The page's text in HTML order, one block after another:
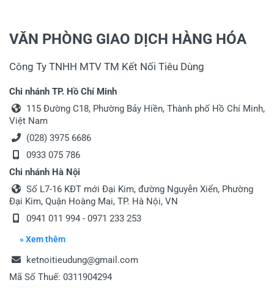
VĂN PHÒNG GIAO DỊCH HÀNG HÓA
Công Ty TNHH MTV TM Kết Nối Tiêu Dùng
Chi nhánh TP. Hồ Chí Minh
115 Đường C18, Phường Bảy Hiền, Thành phố Hồ Chí Minh,
Việt Nam
(028) 3975 6686
0933 075 786
Chi nhánh Hà Nội
Số L7-16 KĐT mới Đại Kim, đường Nguyễn Xiển, Phường
Đại Kim, Quận Hoàng Mai, TP. Hà Nội, VN
0941 011 994 - 0971 233 253
» Xem thêm
ketnoitieudung@gmail.com
Mã Số Thuế: 0311904294